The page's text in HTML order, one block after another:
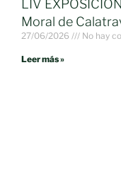
LIV
Moral de
27/06/2026 No hay
Leer más »